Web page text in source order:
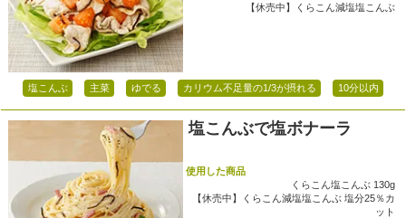
【休売中】くらこん減塩塩こんぶ
塩こんぶ 主菜 ゆでる カリウム不足量の1/3が摂れる 10分以内
塩こんぶで塩ボナーラ
使用した商品
くらこん塩こんぶ 130g
【休売中】くらこん減塩塩こんぶ 塩分25％カ
ット